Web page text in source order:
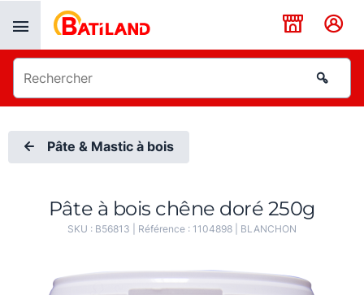
Pâte & Mastic à bois
Pâte à bois chêne doré 250g
SKU : B56813 | Référence : 1104898 BLANCHON
Panneau de gestion des cookies